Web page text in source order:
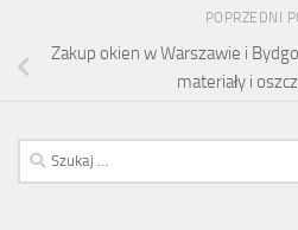
POPRZEDNI
Zakup okien w Warszawie i
materiały i
Szukaj: